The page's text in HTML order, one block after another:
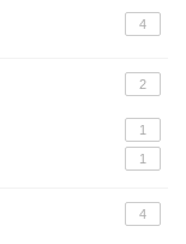
4
2
1
1
4